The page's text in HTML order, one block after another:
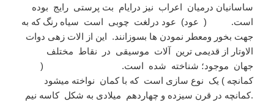
ساسانیان درمیان اعراب نیز درایام بت پرستی رایج بوده
است. ( عود) عود درلغت چوبی است سیاه رنگ که به
جهت بخور ومعطر نمودن ها بسوزانند. این از الات زهی دوات
الاوتار از قدیمی ترین آلات موسیقی در نقاط مختلف
جهان موجود؛ شناخته شده است. (
کمانچه ) یک نوع سازی است که با کمان نواخته میشود
.کمانچه در قرن سیزده و چهاردهم میلادی به شکل کاسه نیم